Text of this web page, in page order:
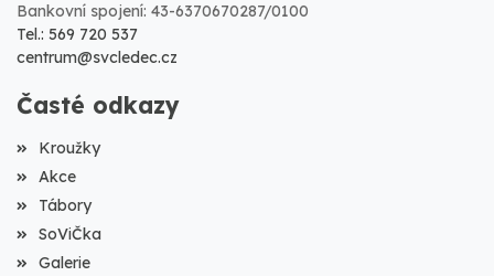
Bankovní spojení: 43-6370670287/0100
Tel.: 569 720 537
centrum@svcledec.cz
Časté odkazy
Kroužky
Akce
Tábory
SoViČka
Galerie